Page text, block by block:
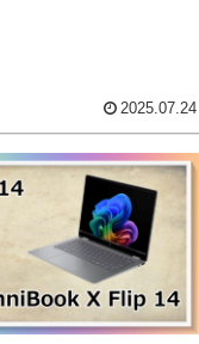
2025.07.24